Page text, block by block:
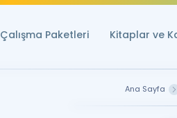
Çalışma Paketleri Kitaplar ve
Ana Sayfa